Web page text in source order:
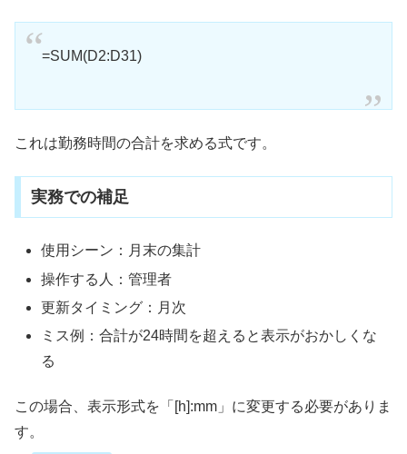
=SUM(D2:D31)
これは勤務時間の合計を求める式です。
実務での補足
使用シーン：月末の集計
操作する人：管理者
更新タイミング：月次
ミス例：合計が24時間を超えると表示がおかしくな
る
この場合、表示形式を「[h]:mm」に変更する必要がありま
す。